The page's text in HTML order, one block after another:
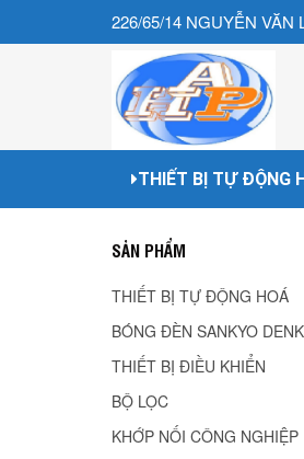
226/65/14 NGUYỄN VĂN
THIẾT BỊ TỰ ĐỘNG
SẢN PHẨM
THIẾT BỊ TỰ ĐỘNG HOÁ
BÓNG ĐÈN SANKYO
THIẾT BỊ ĐIỀU KHIỂN
BỘ LỌC
KHỚP NỐI CÔNG NGHIỆP